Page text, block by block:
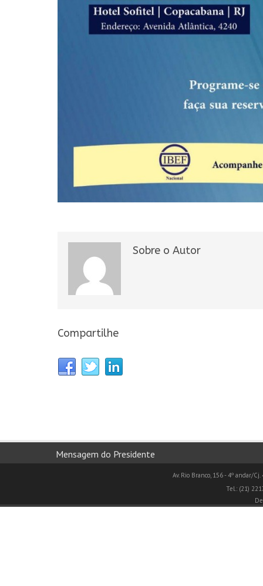
Sobre o Autor
Compartilhe
Mensagem do Presidente
Av. Rio Branco, 156 - 4º andar/
Tel.: (21)